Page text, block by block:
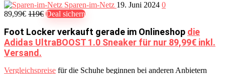
Sparen-im-Netz 19. Juni 2024 0
89,99€ 119€ Deal sichern
Foot Locker verkauft gerade im Onlineshop die
Adidas UltraBOOST 1.0 Sneaker für nur 89,99€ inkl.
Versand.
Vergleichspreise für die Schuhe beginnen bei anderen Anbietern